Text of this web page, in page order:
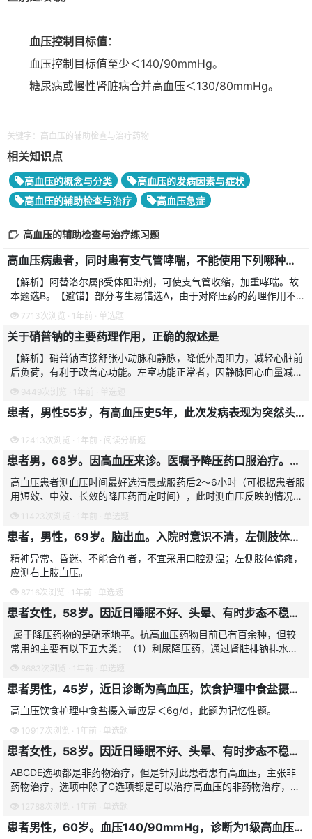
血压控制目标值：
血压控制目标值至少＜140/90mmHg。
糖尿病或慢性肾脏病合并高血压＜130/80mmHg。
关键字：高血压的辅助检查与治疗药物
相关知识点
高血压的概念与分类
高血压的发病因素与症状
高血压的辅助检查与治疗
高血压急症
高血压的辅助检查与治疗练习题
高血压病患者，同时患有支气管哮喘，不能使用下列哪种降压药物
【解析】阿替洛尔属β受体阻滞剂，可使支气管收缩，加重哮喘。故
本题选B。【避错】部分考生易错选A，由于对降压药的药理作用不
熟悉而发生错误，呋塞米主要通过排钠，减少细胞外容量，降低外周
血管阻力来降低血压，
7713次浏览 · 1年前 · 单选题
关于硝普钠的主要药理作用，正确的叙述是
【解析】硝普钠直接舒张小动脉和静脉，降低外周阻力，减轻心脏前
后负荷，有利于改善心功能。左室功能正常者，因静脉回心血量减
少，降压同时有心输出量减低；左心功能低下者，由于心功能的改
善，使心输出量增加。故本
9449次浏览 · 1年前 · 单选题
患者，男性55岁，有高血压史5年，此次发病表现为突然头痛，呕吐，意识障碍，伴有大小便失禁，偏瘫，测血压为185/110mmHg，左侧肌力0级。
12413次浏览 · 1年前 · 阅读分析题
患者男，68岁。因高血压来诊。医嘱予降压药口服治疗。护士应指导患者为评估降压效果，患者应自行测量，记录血压。测量血压的最佳时段是
高血压患者测血压时间最好选清晨或服药后2～6小时（可根据患者服
用短效、中效、长效的降压药而定时间），此时测血压反映的情况比
11423次浏览 · 1年前 · 单选题
患者，男性，69岁。脑出血。入院时意识不清，左侧肢体偏瘫。护士为其测量血压、体温，正确的操作是
精神异常、昏迷、不能合作者，不宜采用口腔测温；左侧肢体偏瘫，
应测右上肢血压。
8716次浏览 · 1年前 · 单选题
患者女性，58岁。因近日睡眠不好、头晕、有时步态不稳而就诊，发现血压高，既往曾有过高血压情况，开始进行药物治疗。在下列药物中属于降压药物的是
属于降压药物的是硝苯地平。抗高血压药物目前已有百余种，但较
常用的主要有以下五大类：（1）利尿降压药，通过肾脏排钠排水，
减少血容量并降低外周阻力，达到降压效果。常用的有双氢克尿噻，
氯噻嗪，氯
8683次浏览 · 1年前 · 单选题
患者男性，45岁，近日诊断为高血压，饮食护理中食盐摄入量应是
高血压饮食护理中食盐摄入量应是＜6g/d，此题为记忆性题。
10917次浏览 · 1年前 · 单选题
患者女性，58岁。因近日睡眠不好、头晕、有时步态不稳而就诊，发现血压高，既往曾有过高血压情况，医生主张非药物治疗，非药物治疗措施不包括
ABCDE选项都是非药物治疗，但是针对此患者患有高血压，主张非
药物治疗，选项中除了C选项都是可以治疗高血压的非药物治疗，给
氧是不能治疗高血压的，所以选择D。
12788次浏览 · 1年前 · 单选题
患者男性，60岁。血压140/90mmHg，诊断为1级高血压，遵医嘱给予非药物治疗，下列不正确的是